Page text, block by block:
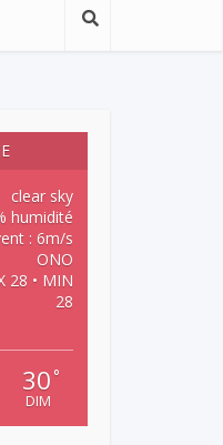
clear sky
humidité
: 6m/s
ONO
28 • MIN
28
30 °
DIM